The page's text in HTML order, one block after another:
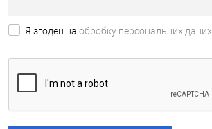
Я згоден на обробку персональних даних.